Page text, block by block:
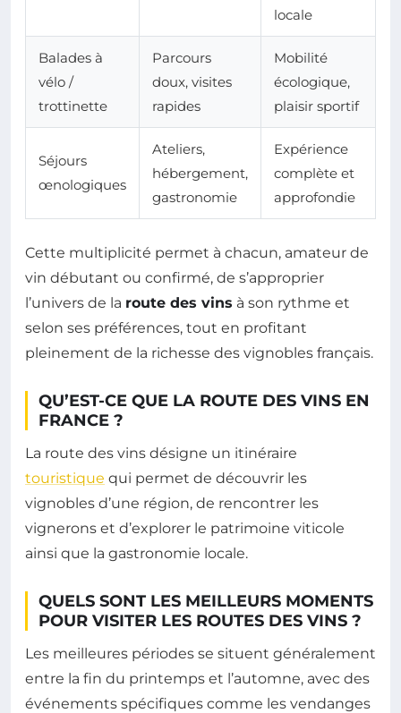
locale
Balades à
vélo /
trottinette
Parcours
doux, visites
rapides
Mobilité
écologique,
plaisir sportif
Séjours
œnologiques
Ateliers,
hébergement,
gastronomie
Expérience
complète et
approfondie
Cette multiplicité permet à chacun, amateur de
vin débutant ou confirmé, de s’approprier
l’univers de la route des vins à son rythme et
selon ses préférences, tout en profitant
pleinement de la richesse des vignobles français.
QU’EST-CE QUE LA ROUTE DES VINS EN
FRANCE ?
La route des vins désigne un itinéraire
touristique qui permet de découvrir les
vignobles d’une région, de rencontrer les
vignerons et d’explorer le patrimoine viticole
ainsi que la gastronomie locale.
QUELS SONT LES MEILLEURS MOMENTS
POUR VISITER LES ROUTES DES VINS ?
Les meilleures périodes se situent généralement
entre la fin du printemps et l’automne, avec des
événements spécifiques comme les vendanges